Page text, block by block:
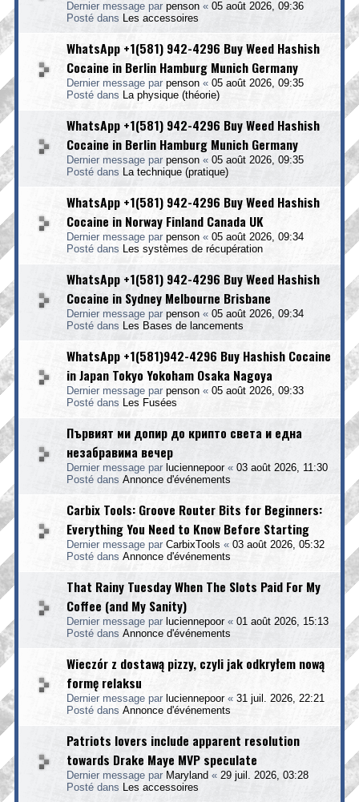
Dernier message par penson « 05 août 2026, 09:36
Posté dans
Les accessoires
WhatsApp +1(581) 942-4296 Buy Weed Hashish
Cocaine in Berlin Hamburg Munich Germany
Dernier message par penson « 05 août 2026, 09:35
Posté dans
La physique (théorie)
WhatsApp +1(581) 942-4296 Buy Weed Hashish
Cocaine in Berlin Hamburg Munich Germany
Dernier message par penson « 05 août 2026, 09:35
Posté dans
La technique (pratique)
WhatsApp +1(581) 942-4296 Buy Weed Hashish
Cocaine in Norway Finland Canada UK
Dernier message par penson « 05 août 2026, 09:34
Posté dans
Les systèmes de récupération
WhatsApp +1(581) 942-4296 Buy Weed Hashish
Cocaine in Sydney Melbourne Brisbane
Dernier message par penson « 05 août 2026, 09:34
Posté dans
Les Bases de lancements
WhatsApp +1(581)942-4296 Buy Hashish Cocaine
in Japan Tokyo Yokoham Osaka Nagoya
Dernier message par penson « 05 août 2026, 09:33
Posté dans
Les Fusées
Първият ми допир до крипто света и една
незабравима вечер
Dernier message par luciennepoor« 03 août 2026, 11:30
Posté dans Annonce d'événements
Carbix Tools: Groove Router Bits for Beginners:
Everything You Need to Know Before Starting
Dernier message par CarbixTools « 03 août 2026, 05:32
Posté dans Annonce d'événements
That Rainy Tuesday When The Slots Paid For My
Coffee (and My Sanity)
Dernier message par luciennepoor« 01 août 2026, 15:13
Posté dans Annonce d'événements
Wieczór z dostawą pizzy, czyli jak odkryłem nową
formę relaksu
Dernier message par luciennepoor« 31 juil. 2026, 22:21
Posté dans Annonce d'événements
Patriots lovers include apparent resolution
towards Drake Maye MVP speculate
Dernier message par Maryland « 29 juil. 2026, 03:28
Posté dans
Les accessoires